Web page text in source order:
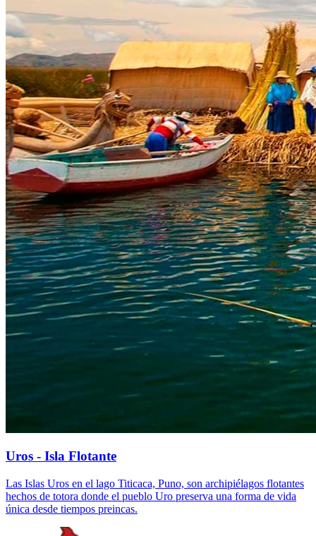
Uros - Isla Flotante
Las Islas Uros en el lago Titicaca, Puno, son archipiélagos flotantes
hechos de totora donde el pueblo Uro preserva una forma de vida
única desde tiempos preincas.